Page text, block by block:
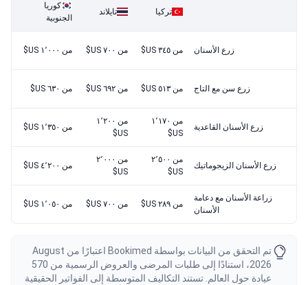
تركيا تايلاند
كوريا
الجنوبية
زرع الأسنان من ٣٤٥ US$ من ٧٠٠ US$ من ١٬٠٠٠ US$
زرع سن مع التاج من ٥١٣ US$ من ٦٩٢ US$ من ٦٣٠ US$
زرع الأسنان القاعدية
من ١٬١٧٠
US$
من ١٬٢٠٠
US$
من ١٬٣٥٠ US$
زرع الأسنان الزيجوماتيك
من ٢٬٥٠٠
US$
من ٢٬٠٠٠
US$
من ٤٬٢٠٠ US$
زراعة الأسنان مع دعامة
الأسنان
من ٢٨٩ US$ من ٧٠٠ US$ من ١٬٠٥٠ US$
تم التحقق من البيانات بواسطة Bookimed اعتبارًا من August
2026، استنادًا إلى طلبات المرضى والعروض الرسمية من 570
عيادة حول العالم. تستند التكاليف المتوسطة إلى الفواتير الحقيقية